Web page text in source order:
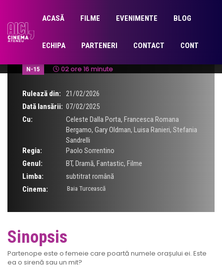
ACASĂ FILME EVENIMENTE BLOG
ECHIPA PARTENERI CONTACT CONT
Parthenope
N-15 02 ore 16 minute
Rulează din:
21/02/2026
Dată lansării: 07/02/2025
Cu:
Celeste Dalla Porta, Francesca Romana
Bergamo, Gary Oldman, Luisa Ranieri, Stefania
Sandrelli
Regia:
Paolo Sorrentino
Genul:
BT, Dramă, Fantastic, Filme
Limba:
subtitrat română
Cinema:
Baia Turcească
Sinopsis
Partenope este o femeie care poartă numele orașului ei. Este
ea o sirenă sau un mit?